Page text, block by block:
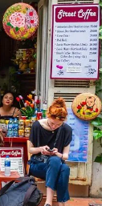
: Hanoi -
[...]